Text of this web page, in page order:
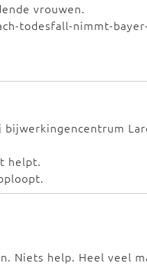
vrouwen.
todesfall-nimmt-
helpt.
Niets help. Heel veel